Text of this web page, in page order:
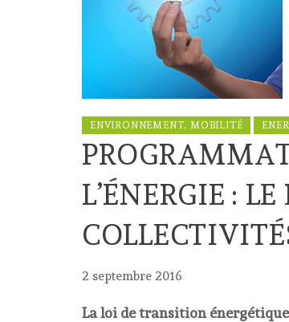
ENVIRONNEMENT, MOBILITÉ
L’ÉNERGIE :
2 septembre 2016
La loi de transition